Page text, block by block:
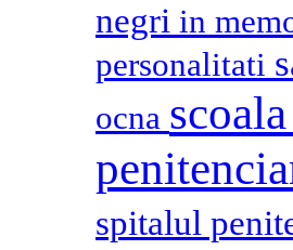
negri in
personalitati
ocna
spitalul